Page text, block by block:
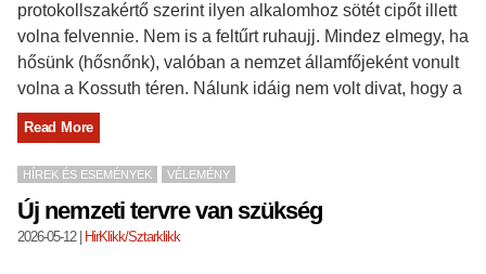
protokollszakértő szerint ilyen alkalomhoz sötét cipőt illett
volna felvennie. Nem is a feltűrt ruhaujj. Mindez elmegy, ha
hősünk (hősnőnk), valóban a nemzet államfőjeként vonult
volna a Kossuth téren. Nálunk idáig nem volt divat, hogy a
Read More
HÍREK ÉS ESEMÉNYEK VÉLEMÉNY
Új nemzeti tervre van szükség
2026-05-12| HirKlikk/Sztarklikk